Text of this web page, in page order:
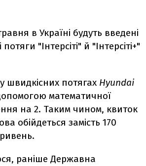
в Україні будуть введені
"Інтерсіті" й "Інтерсіті+"
швидкісних потягах Hyundai
математичної
на 2. Таким чином, квиток
обійдеться замість 170
раніше Державна